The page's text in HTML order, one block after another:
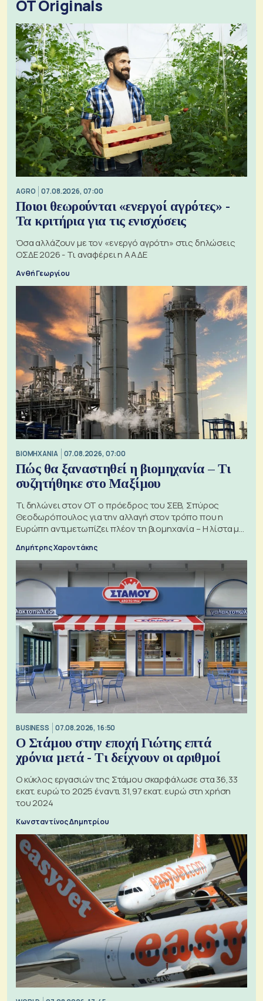
OT Originals
AGRO 07.08.2026, 07:00
Ποιοι θεωρούνται «ενεργοί αγρότες» -
Τα κριτήρια για τις ενισχύσεις
Όσα αλλάζουν με τον «ενεργό αγρότη» στις δηλώσεις
ΟΣΔΕ 2026 - Τι αναφέρει η ΑΑΔΕ
Ανθή Γεωργίου
ΒΙΟΜΗΧΑΝΙΑ 07.08.2026, 07:00
Πώς θα ξαναστηθεί η βιομηχανία – Τι
συζητήθηκε στο Μαξίμου
Τι δηλώνει στον ΟΤ ο πρόεδρος του ΣΕΒ, Σπύρος
Θεοδωρόπουλος για την αλλαγή στον τρόπο που η
Ευρώπη αντιμετωπίζει πλέον τη βιομηχανία – Η λίστα με
Δημήτρης Χαροντάκης
BUSINESS 07.08.2026, 16:50
Ο Στάμου στην εποχή Γιώτης επτά
χρόνια μετά - Τι δείχνουν οι αριθμοί
Ο κύκλος εργασιών της Στάμου σκαρφάλωσε στα 36,33
εκατ. ευρώ το 2025 έναντι 31,97 εκατ. ευρώ στη χρήση
του 2024
Κωνσταντίνος Δημητρίου